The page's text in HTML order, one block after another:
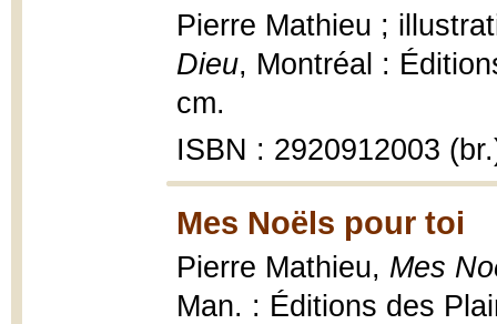
Pierre Mathieu ;
Dieu, Montréal :
cm.
ISBN : 2920912003
Mes Noëls pour toi
Pierre Mathieu, Mes
Man. : Éditions des